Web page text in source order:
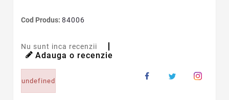
Cod Produs: 84006
Nu sunt inca recenzii
Adauga o recenzie
undefined